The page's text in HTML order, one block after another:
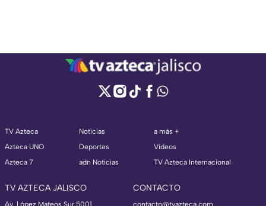
TV Azteca
Azteca UNO
Azteca 7
Noticias
Deportes
adn Noticias
a más +
Videos
TV Azteca Internacional
TV AZTECA JALISCO
Av. López Mateos Sur 5001
CONTACTO
contacto@tvazteca.com